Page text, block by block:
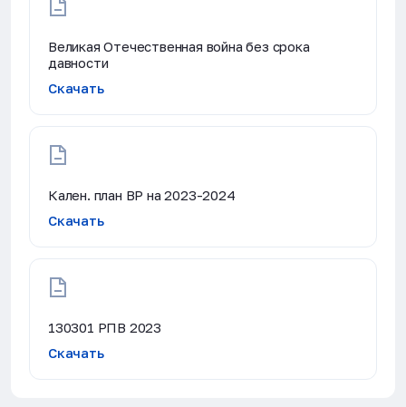
Великая Отечественная война без срока
давности
Скачать
Кален. план ВР на 2023-2024
Скачать
130301 РПВ 2023
Скачать